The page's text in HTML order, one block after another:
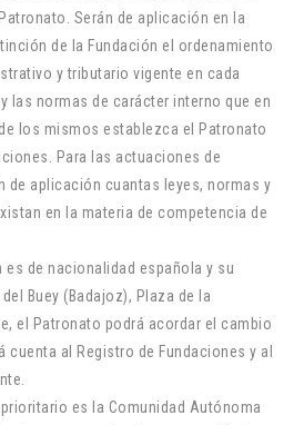
Serán de aplicación en la
de la Fundación el ordenamiento
y tributario vigente en cada
las normas de carácter interno que en
los mismos establezca el Patronato
Para las actuaciones de
de aplicación cuantas leyes, normas y
en la materia de competencia de
es de nacionalidad española y su
Buey (Badajoz), Plaza de la
el Patronato podrá acordar el cambio
al Registro de Fundaciones y al
es la Comunidad Autónoma